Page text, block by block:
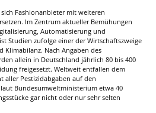
Fashionanbieter mit weiteren
Im Zentrum aktueller Bemühungen
Automatisierung und
Studien zufolge einer der Wirtschaftszweige
Nach Angaben des
allein in Deutschland jährlich 80 bis 400
freigesetzt. Weltweit entfallen dem
aller Pestizidabgaben auf den
Bundesumweltministerium etwa 40
gar nicht oder nur sehr selten